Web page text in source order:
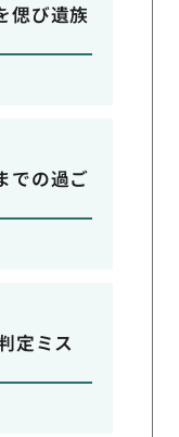
偲び遺族
での過ご
定ミス